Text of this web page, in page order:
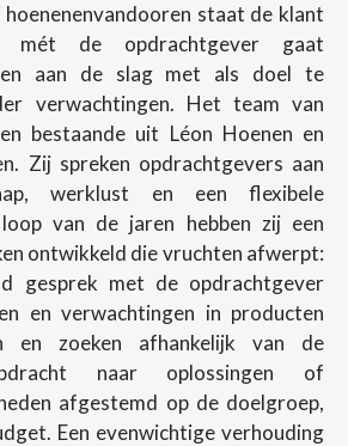
staat de klant
mét de opdrachtgever gaat
aan de slag met als doel te
verwachtingen. Het team van
bestaande uit Léon Hoenen en
Zij spreken opdrachtgevers aan
werklust en een flexibele
van de jaren hebben zij een
ontwikkeld die vruchten afwerpt:
gesprek met de opdrachtgever
en verwachtingen in producten
en zoeken afhankelijk van de
naar oplossingen of
afgestemd op de doelgroep,
Een evenwichtige verhouding